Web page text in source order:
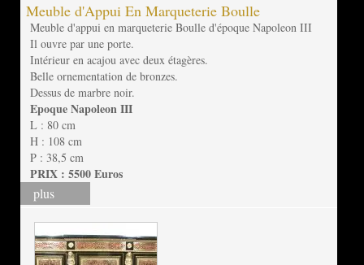
Meuble d'Appui En Marqueterie Boulle
Meuble d'appui en marqueterie Boulle d'époque Napoleon III
Il ouvre par une porte.
Intérieur en acajou avec deux étagères.
Belle ornementation de bronzes.
Dessus de marbre noir.
Epoque Napoleon III
L : 80 cm
H : 108 cm
P : 38,5 cm
PRIX : 5500 Euros
plus